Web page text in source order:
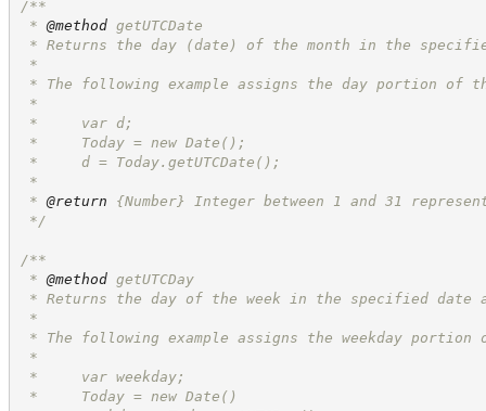
/**
* @method getUTCDate
* Returns the day (date) of the month in the
*
* The following example assigns the day portion of
*
*     var d;
*     Today = new Date();
*     d = Today.getUTCDate();
*
* @return {Number}
Integer between 1 and 31
*/
/**
* @method getUTCDay
* Returns the day of the week in the specified
*
* The following example assigns the weekday
*
*     var weekday;
*     Today = new Date()